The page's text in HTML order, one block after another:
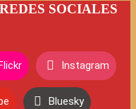
SOCIALES
Instagram
Bluesky